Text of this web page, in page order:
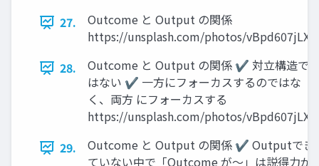
27.
Outcome と Output の関係
https://unsplash.com/photos/vBpd607jLXs
28.
Outcome と Output の関係 ✔ 対立構造で
はない ✔ 一方にフォーカスするのではな
く、両方 にフォーカスする
https://unsplash.com/photos/vBpd607jLXs
29.
Outcome と Output の関係 ✔ Outputでき
ていない中で「Outcome が〜」は説得力が